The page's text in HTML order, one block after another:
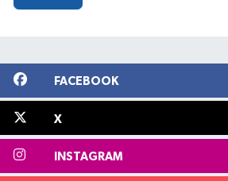
FACEBOOK
X
INSTAGRAM